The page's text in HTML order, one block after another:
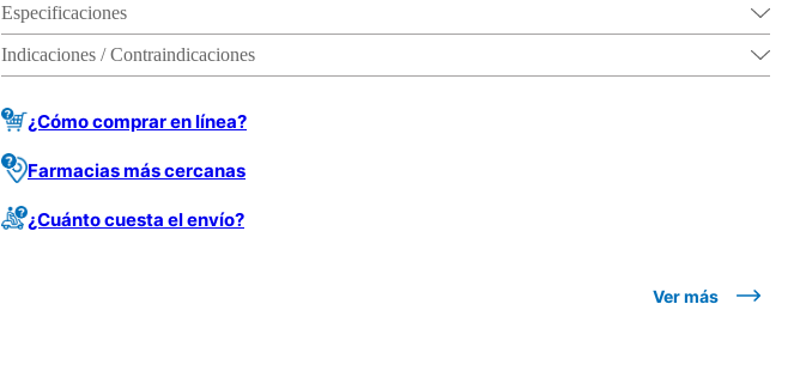
Especificaciones
Indicaciones / Contraindicaciones
¿Cómo comprar en línea?
Farmacias más cercanas
¿Cuánto cuesta el envío?
Ver más